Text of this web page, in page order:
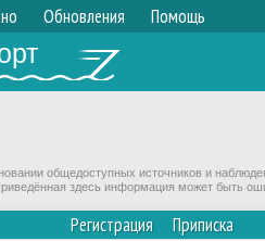
Обновления Помощь
общедоступных источников и
здесь информация может быть
Регистрация Приписка